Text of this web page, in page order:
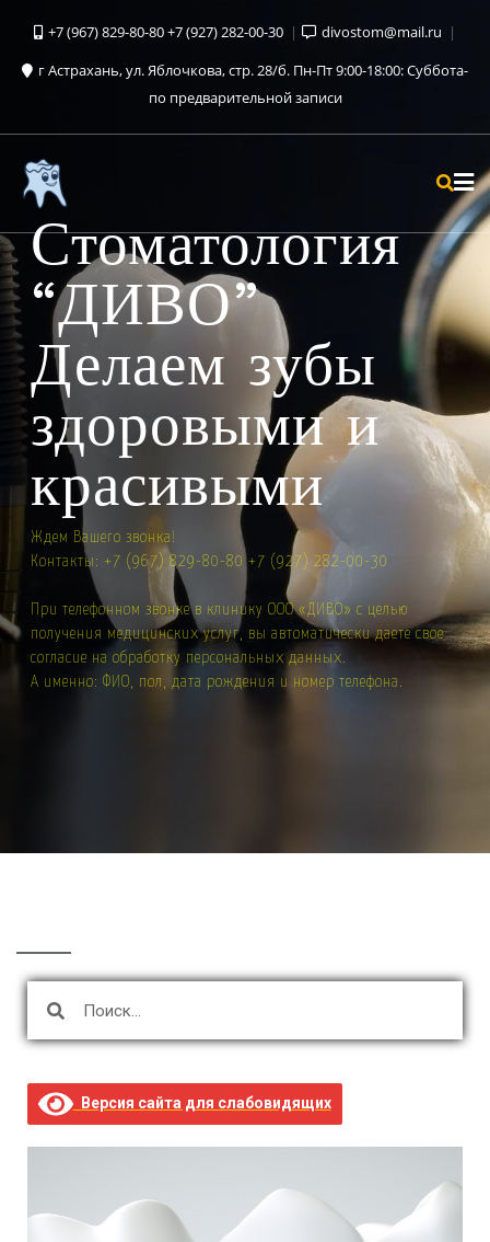
+7 (967) 829-80-80 +7 (927) 282-00-30
divostom@mail.ru
г Астрахань, ул. Яблочкова, стр. 28/б. Пн-Пт 9:00-18:00: Суббота-
по предварительной записи
Стоматология
“ДИВО”
Делаем зубы
здоровыми и
красивыми
Ждем Вашего звонка!
Контакты: +7 (967) 829-80-80 +7 (927) 282-00-30
При телефонном звонке в клинику ООО «ДИВО» с целью
получения медицинских услуг, вы автоматически даете свое
согласие на обработку персональных данных.
А именно: ФИО, пол, дата рождения и номер телефона.
Версия сайта для слабовидящих